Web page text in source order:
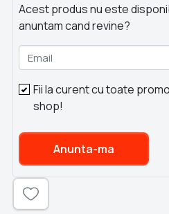
Acest produs nu este
anuntam cand revine?
Email
Fii la curent cu toate
shop!
Anunta-ma